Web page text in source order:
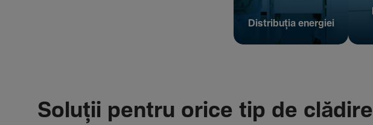
Distribuția energiei
Soluții pentru orice tip de clădire